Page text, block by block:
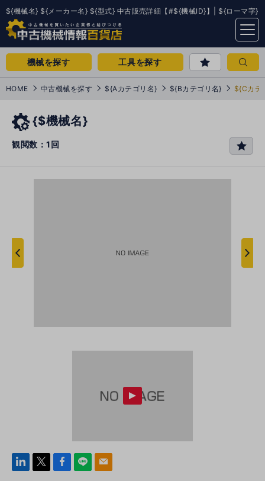
${機械名} ${メーカー名} ${型式} 中古販売詳細【#${機械ID}】| ${ローマ字}
menu
機械を探す 工具を探す
HOME 中古機械を探す ${Aカテゴリ名} ${Bカテゴリ名} ${Cカテ
{$機械名}
観閲数：1回
favo
linke
Face
line mail